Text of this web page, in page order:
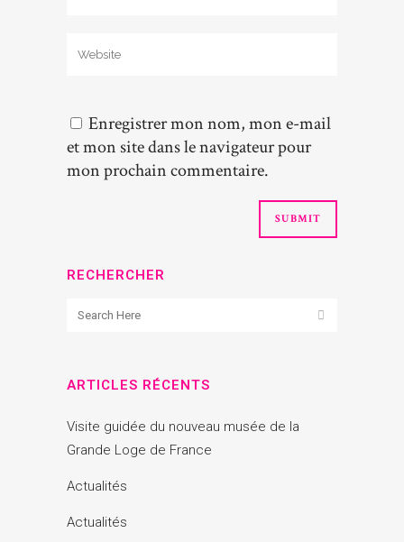
Enregistrer mon nom, mon e-mail
et mon site dans le navigateur pour
mon prochain commentaire.
RECHERCHER
ARTICLES RÉCENTS
Visite guidée du nouveau musée de la
Grande Loge de France
Actualités
Actualités